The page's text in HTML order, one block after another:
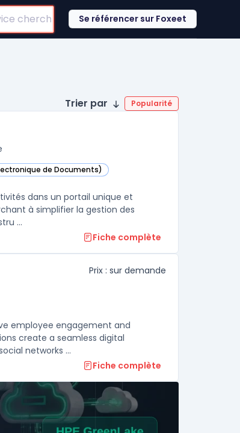
Se référencer sur Foxeet
Trier par Popularité
de Documents)
catégorie
dans un portail unique et
à simplifier la gestion des
...
Fiche complète
Prix : sur demande
employee engagement and
create a seamless digital
networks ...
Fiche complète